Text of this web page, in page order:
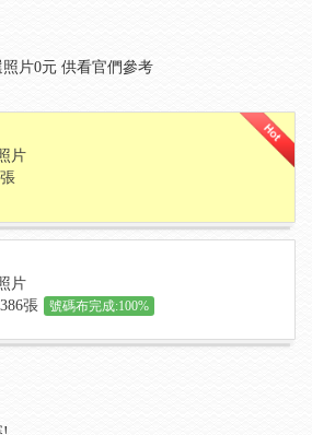
片0元 供看官們參考
片
片
張
號碼布完成:100%